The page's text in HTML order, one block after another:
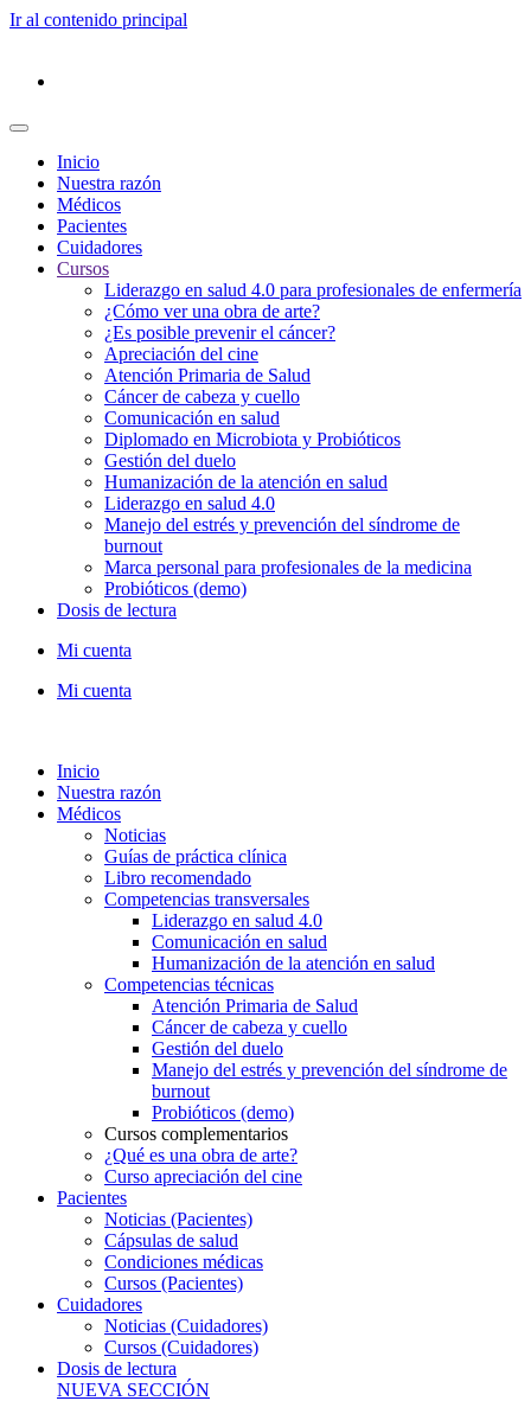
Ir al contenido principal
Inicio
Nuestra razón
Médicos
Pacientes
Cuidadores
Cursos
Liderazgo en salud 4.0 para profesionales de enfermería
¿Cómo ver una obra de arte?
¿Es posible prevenir el cáncer?
Apreciación del cine
Atención Primaria de Salud
Cáncer de cabeza y cuello
Comunicación en salud
Diplomado en Microbiota y Probióticos
Gestión del duelo
Humanización de la atención en salud
Liderazgo en salud 4.0
Manejo del estrés y prevención del síndrome de
burnout
Marca personal para profesionales de la medicina
Probióticos (demo)
Dosis de lectura
Mi cuenta
Mi cuenta
Inicio
Nuestra razón
Médicos
Noticias
Guías de práctica clínica
Libro recomendado
Competencias transversales
Liderazgo en salud 4.0
Comunicación en salud
Humanización de la atención en salud
Competencias técnicas
Atención Primaria de Salud
Cáncer de cabeza y cuello
Gestión del duelo
Manejo del estrés y prevención del síndrome de
burnout
Probióticos (demo)
Cursos complementarios
¿Qué es una obra de arte?
Curso apreciación del cine
Pacientes
Noticias (Pacientes)
Cápsulas de salud
Condiciones médicas
Cursos (Pacientes)
Cuidadores
Noticias (Cuidadores)
Cursos (Cuidadores)
Dosis de lectura
NUEVA SECCIÓN